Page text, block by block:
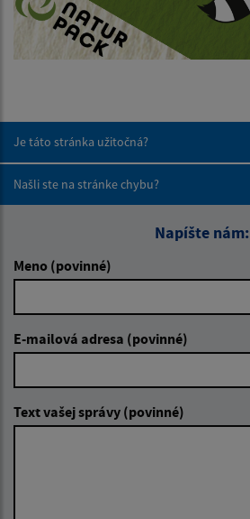
Je táto stránka užitočná?
Našli ste na stránke chybu?
Napíšte nám:
Meno (povinné)
E-mailová adresa (povinné)
Text vašej správy (povinné)